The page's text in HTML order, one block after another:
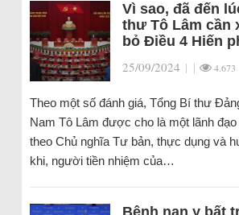
Vì sao, đã đến
thư Tô Lâm cần
bỏ Điều 4 Hiến
25/09/2024 | | 4.673
Theo một số đánh giá, Tổng Bí thư
Nam Tô Lâm được cho là một lãnh
theo Chủ nghĩa Tư bản, thực dụng và
khi, người tiền nhiệm của…
Bệnh nan y bất